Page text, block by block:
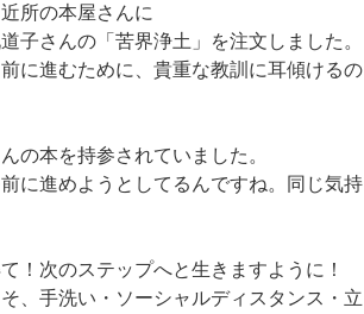
近所の本屋さんに
子さんの「苦界浄土」を注文しました。
に進むために、貴重な教訓に耳傾けるの
の本を持参されていました。
に進めようとしてるんですね。同じ気持
！次のステップへと生きますように！
、手洗い・ソーシャルディスタンス・立